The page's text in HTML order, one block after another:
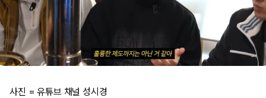
사진 = 유튜브 채널 성시경